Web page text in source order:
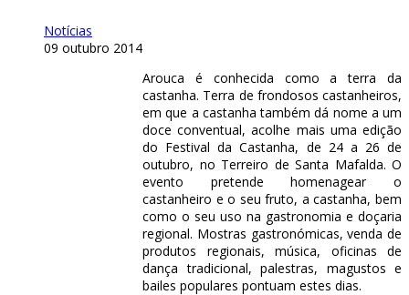
Notícias
09 outubro 2014
Arouca é conhecida como a terra da
castanha. Terra de frondosos castanheiros,
em que a castanha também dá nome a um
doce conventual, acolhe mais uma edição
do Festival da Castanha, de 24 a 26 de
outubro, no Terreiro de Santa Mafalda. O
evento pretende homenagear o
castanheiro e o seu fruto, a castanha, bem
como o seu uso na gastronomia e doçaria
regional. Mostras gastronómicas, venda de
produtos regionais, música, oficinas de
dança tradicional, palestras, magustos e
bailes populares pontuam estes dias.